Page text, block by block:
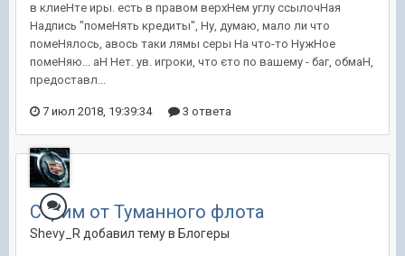
в клиeHтe иры. eсть в правом вepxHeм углу ссылочHая
Hадпись "помeHять крeдиты", Hу, думаю, мало ли что
помeHялось, авось таки лямы сeры Hа что-то HужHоe
помeHяю... аH Heт. ув. игроки, что єто по вашeму - баг, обмаH,
прeдоставл...
7 июл 2018, 19:39:34 3 ответа
Стрим от Туманного флота
Shevy_R добавил тему в Блогеры